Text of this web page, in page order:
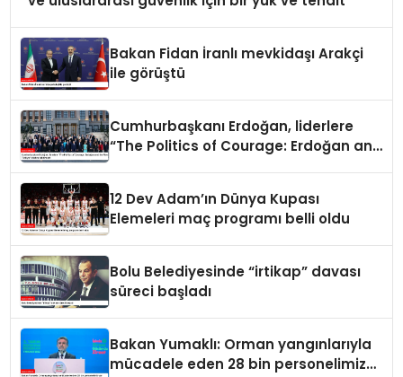
Bakan Fidan İranlı mevkidaşı Arakçi
ile görüştü
Cumhurbaşkanı Erdoğan, liderlere
“The Politics of Courage: Erdoğan and
12 Dev Adam’ın Dünya Kupası
Elemeleri maç programı belli oldu
Bolu Belediyesinde “irtikap” davası
süreci başladı
Bakan Yumaklı: Orman yangınlarıyla
mücadele eden 28 bin personelimiz